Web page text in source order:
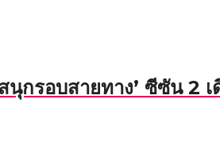
กรอบสายทาง’ ซีซัน 2